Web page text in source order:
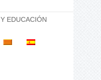
EDUCACIÓN